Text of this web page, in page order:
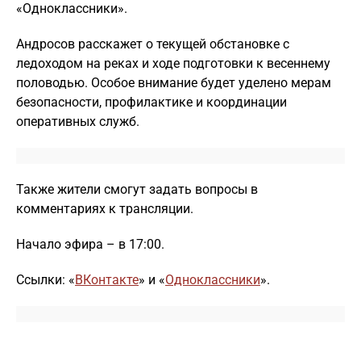
«Одноклассники».
Андросов расскажет о текущей обстановке с
ледоходом на реках и ходе подготовки к весеннему
половодью. Особое внимание будет уделено мерам
безопасности, профилактике и координации
оперативных служб.
Также жители смогут задать вопросы в
комментариях к трансляции.
Начало эфира – в 17:00.
Ссылки: «ВКонтакте» и «Одноклассники».